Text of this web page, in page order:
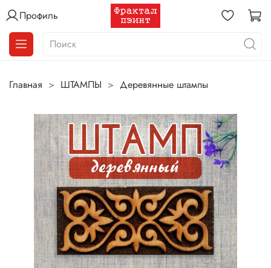
Профиль
Главная ШТАМПЫ Деревянные штампы